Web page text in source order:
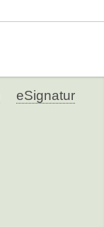
eSignatur